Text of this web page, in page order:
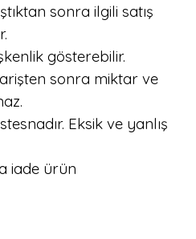
sonra ilgili satış
gösterebilir.
sonra miktar ve
Eksik ve yanlış
iade ürün